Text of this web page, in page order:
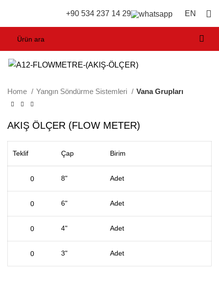
+90 534 237 14 29 EN
Home Yangın Söndürme Sistemleri Vana Grupları
AKIŞ ÖLÇER (FLOW METER)
Teklif Çap Birim
8" Adet
6" Adet
4" Adet
3" Adet